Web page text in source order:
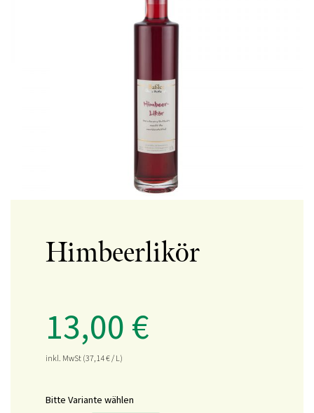
Himbeerlikör
13,00€
inkl. MwSt(37,14€/ L)
Bitte Variante wählen